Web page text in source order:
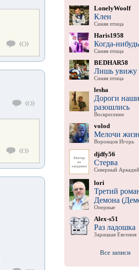
LonelyWoolf
Клен
Синяя птица
Haris1958
Когда-нибудь
Синяя птица
BEDHAR58
Лишь увижу
Синяя птица
lesha
Дороги наши
разошлись
Воскресение
volod
Мелочи
Воронцов Игорь
djdfy56
Стерва
Северный Аркадий
lori
Третий
Демона
Оперные
Alex-s51
Раз ладошка
Зарицкая Евгения
Все записи